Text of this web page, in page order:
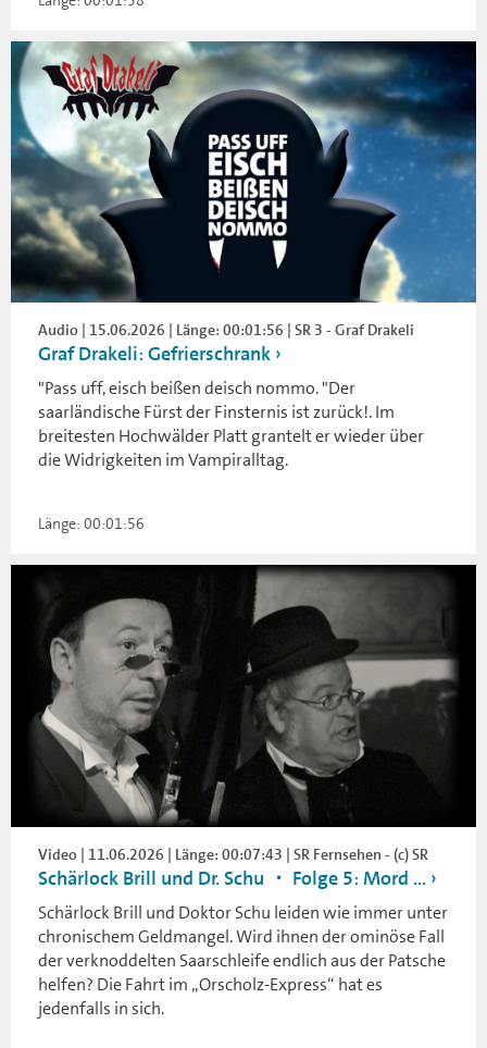
Audio | 15.06.2026 | Länge: 00:01:56 | SR 3 - Graf Drakeli
Graf Drakeli: Gefrierschrank
"Pass uff, eisch beißen deisch nommo. "Der
saarländische Fürst der Finsternis ist zurück!. Im
breitesten Hochwälder Platt grantelt er wieder über
die Widrigkeiten im Vampiralltag.
Länge: 00:01:56
Video | 11.06.2026 | Länge: 00:07:43 | SR Fernsehen - (c) SR
Schärlock Brill und Dr. Schu ・ Folge 5: Mord ...
Schärlock Brill und Doktor Schu leiden wie immer unter
chronischem Geldmangel. Wird ihnen der ominöse Fall
der verknoddelten Saarschleife endlich aus der Patsche
helfen? Die Fahrt im „Orscholz-Express“ hat es
jedenfalls in sich.